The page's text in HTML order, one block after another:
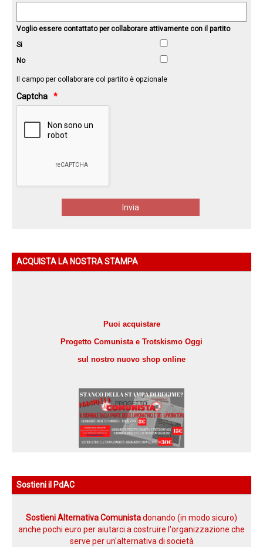
Voglio essere contattato per collaborare attivamente con il partito
Si
No
Il campo per collaborare col partito è opzionale
Captcha
ACQUISTA LA NOSTRA STAMPA
Puoi acquistare
Progetto Comunista e Trotskismo Oggi
sul nostro nuovo shop online
Sostieni il PdAC
Sostieni Alternativa Comunistadonando (in modo sicuro)
anche pochi euro per aiutarci a costruire l'organizzazione che
serve per un'alternativa di società